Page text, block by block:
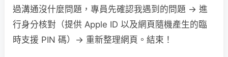
過溝通沒什麼問題，專員先確認我遇到的問題 → 進
行身分核對（提供 Apple ID 以及網頁隨機產生的臨
時支援 PIN 碼）→ 重新整理網頁。結束！